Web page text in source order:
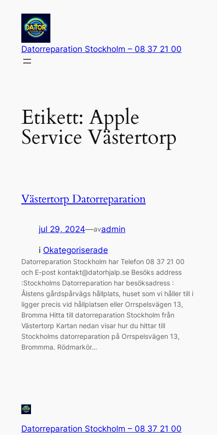
innehåll
Datorreparation Stockholm – 08 37 21 00
Etikett: Apple
Service Västertorp
Västertorp Datorreparation
jul 29, 2024—avadmin
i Okategoriserade
Datorreparation Stockholm har Telefon 08 37 21 00
och E-post kontakt@datorhjalp.se Besöks address
:Stockholms Datorreparation har besöksadress :
Ålstens gårdspårvägs hållplats, huset som vi håller till i
ligger precis vid hållplatsen eller Orrspelsvägen 13,
Bromma Hitta till datorreparation Stockholm från
Västertorp Kartan nedan visar hur du hittar till
Stockholms datorreparation på Orrspelsvägen 13,
Brommma. Rödmarkör…
Datorreparation Stockholm – 08 37 21 00